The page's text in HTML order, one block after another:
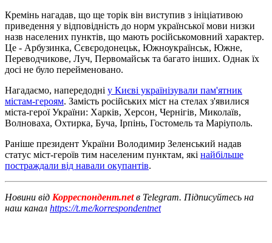
Кремінь нагадав, що ще торік він виступив з ініціативою
приведення у відповідність до норм української мови низки
назв населених пунктів, що мають російськомовний характер.
Це - Арбузинка, Сєвєродонецьк, Южноукраїнськ, Южне,
Переводчикове, Луч, Первомайськ та багато інших. Однак їх
досі не було перейменовано.
Нагадаємо, напередодні у Києві українізували пам'ятник
містам-героям. Замість російських міст на стелах з'явилися
міста-герої України: Харків, Херсон, Чернігів, Миколаїв,
Волноваха, Охтирка, Буча, Ірпінь, Гостомель та Маріуполь.
Раніше президент України Володимир Зеленський надав
статус міст-героїв тим населеним пунктам, які найбільше
постраждали від навали окупантів.
Новини від Корреспондент.netв Telegram. Підписуйтесь на
наш канал https://t.me/korrespondentnet